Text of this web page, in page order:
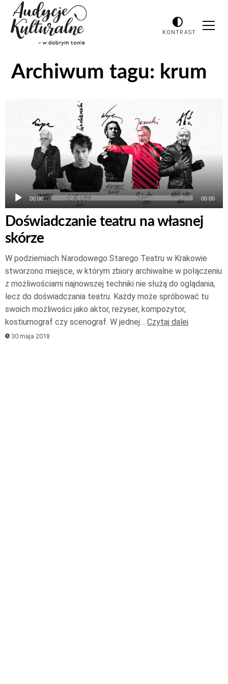
KONTRAST
Archiwum tagu: krum
Odtwarzacz
dźwiękowych
00:00 00:00
Doświadczanie teatru na własnej
skórze
W podziemiach Narodowego Starego Teatru w Krakowie
stworzono miejsce, w którym zbiory archiwalne w połączeniu
z możliwościami najnowszej techniki nie służą do oglądania,
lecz do doświadczania teatru. Każdy może spróbować tu
swoich możliwości jako aktor, reżyser, kompozytor,
kostiumograf czy scenograf. W jednej… Czytaj dalej
30 maja 2018